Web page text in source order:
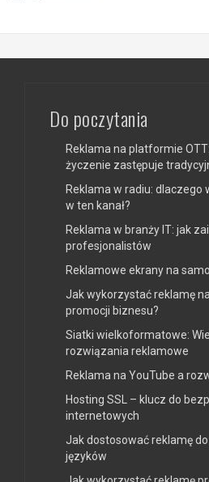
Do poczytania
Reklama na platformie
życzenie zastępuje
Reklama w radiu:
w ten kanał?
Reklama w branży IT: jak
profesjonalistów
Reklamowe ekrany na
Jak wykorzystać reklamę
promocji biznesu?
Siatki wielkoformatowe:
rozwiązania reklamowe
Reklama na YouTube a
Hosting SSL – klucz do
internetowych
Jak dostosować reklamę
języków